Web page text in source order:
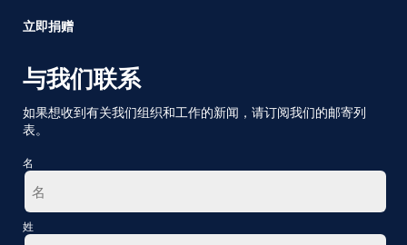
立即捐赠
与我们联系
如果想收到有关我们组织和工作的新闻，请订阅我们的邮寄列
表。
名
第
姓